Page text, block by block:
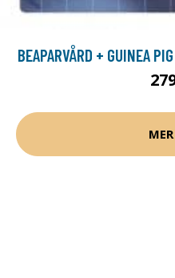
BEAPARVÅRD + GUINEA